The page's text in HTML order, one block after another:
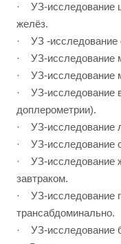
· УЗ-исследование
желёз.
· УЗ -исследование
· УЗ-исследование
· УЗ-исследование
· УЗ-исследование в
доплерометрии).
· УЗ-исследование
· УЗ-исследование
· УЗ-исследование
завтраком.
· УЗ-исследование
трансабдоминально.
· УЗ-исследование